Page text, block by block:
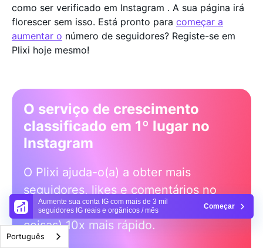
Aumente sua conta IG com mais de 3 mil
seguidores IG reais e orgânicos / mês
Começar
como ser verificado em Instagram . A sua página irá
florescer sem isso. Está pronto para começar a
aumentar o número de seguidores? Registe-se em
Plixi hoje mesmo!
O serviço de crescimento
classificado em 1º lugar no
Instagram
O Plixi ajuda-o(a) a obter mais
seguidores, likes e comentários no
Instagram (e uma série de outras
coisas) 10x mais rápido.
Português